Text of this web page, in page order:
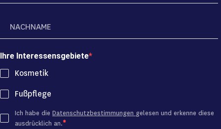
Ihre Interessensgebiete
Kosmetik
Fußpflege
Ich habe die Datenschutzbestimmungen gelesen und erkenne diese
ausdrücklich an.